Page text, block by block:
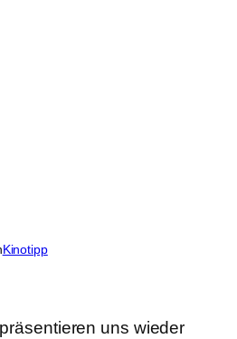
Kinotipp
uns wieder